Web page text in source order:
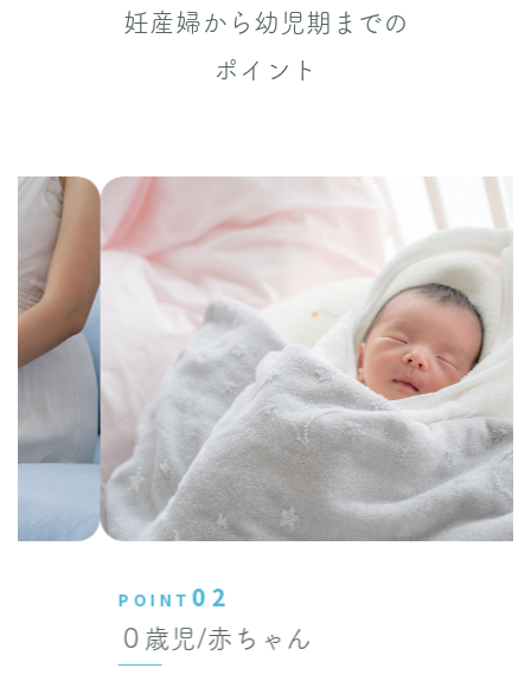
妊産婦から幼児期までの
ポイント
02
０歳児/赤ちゃん